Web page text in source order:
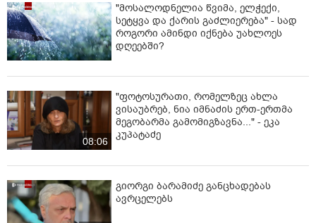
"მოსალოდნელია წვიმა, ელჭექი,
სეტყვა და ქარის გაძლიერება" - სად
როგორი ამინდი იქნება უახლოეს
დღეებში?
08:06
"ფოტოსურათი, რომელზეც ახლა
ვისაუბრებ, ნია იმნაძის ერთ-ერთმა
მეგობარმა გამომიგზავნა..." - ეკა
კუპატაძე
გიორგი ბარამიძე განცხადებას
ავრცელებს